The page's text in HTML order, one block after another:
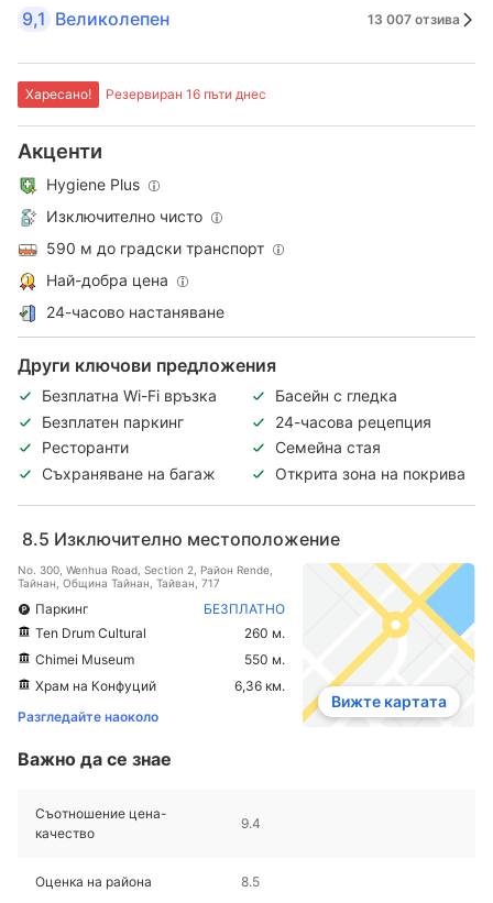
9,1 Великолепен 13 007 отзива
Харесано! Резервиран 16 пъти днес
Акценти
Hygiene Plus
Изключително чисто
590 м до градски транспорт
Най-добра цена
24-часово настаняване
Други ключови предложения
Безплатна Wi-Fi връзка
Басейн с гледка
Безплатен паркинг
24-часова рецепция
Ресторанти
Семейна стая
Съхраняване на багаж
Открита зона на покрива
8.5 Изключително местоположение
No. 300, Wenhua Road, Section 2, Район Rende,
Тайнан, Община Тайнан, Тайван, 717
Паркинг
БЕЗПЛАТНО
Ten Drum Cultural
260 м.
Chimei Museum
550 м.
Храм на Конфуций
6,36 км.
Разгледайте наоколо
Вижте картата
Важно да се знае
Съотношение цена-
качество
9.4
Оценка на района 8.5